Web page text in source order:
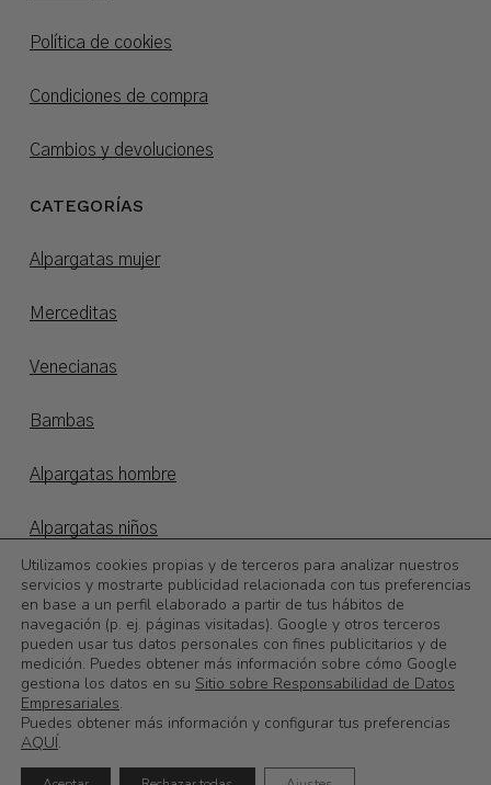
Subtotal: 0,00€
Política de cookies
Condiciones de compra
Cambios y devoluciones
CATEGORÍAS
Alpargatas mujer
Merceditas
Venecianas
Bambas
Alpargatas hombre
Alpargatas niños
Otoño/invierno
©2026Calzadoslobo
Utilizamos cookies propias y de terceros para analizar nuestros
servicios y mostrarte publicidad relacionada con tus preferencias
en base a un perfil elaborado a partir de tus hábitos de
navegación (p. ej. páginas visitadas). Google y otros terceros
pueden usar tus datos personales con fines publicitarios y de
medición. Puedes obtener más información sobre cómo Google
gestiona los datos en su Sitio sobre Responsabilidad de Datos
Empresariales.
Puedes obtener más información y configurar tus preferencias
AQUÍ.